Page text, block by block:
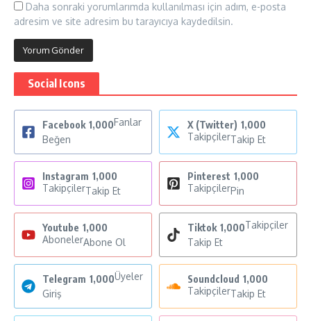
Daha sonraki yorumlarımda kullanılması için adım, e-posta
adresim ve site adresim bu tarayıcıya kaydedilsin.
Social Icons
Facebook 1,000Fanlar
Beğen
X (Twitter) 1,000
TakipçilerTakip Et
Instagram 1,000
TakipçilerTakip Et
Pinterest 1,000
TakipçilerPin
Youtube 1,000
AbonelerAbone Ol
Tiktok 1,000Takipçiler
Takip Et
Telegram 1,000Üyeler
Giriş
Soundcloud 1,000
TakipçilerTakip Et